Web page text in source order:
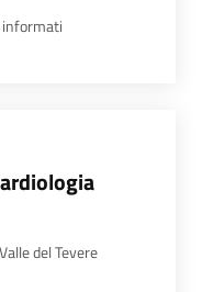
informati
del Tevere